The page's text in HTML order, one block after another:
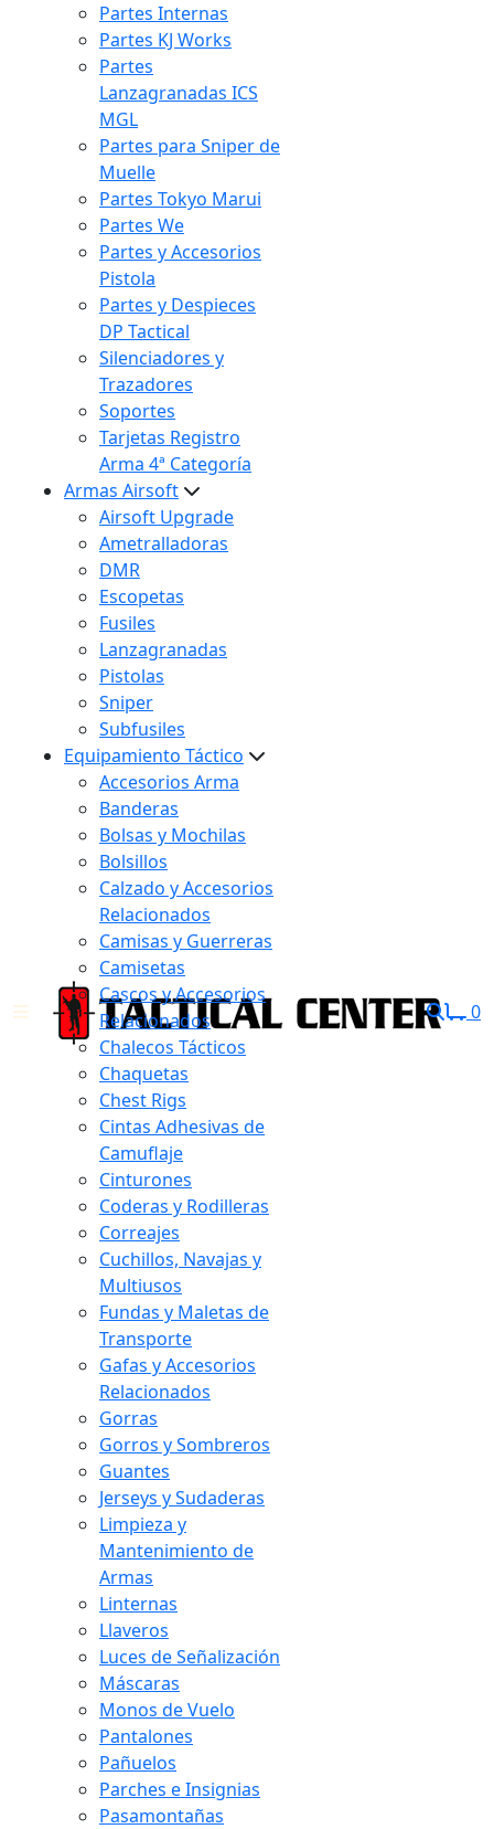
Partes Internas
Partes KJ Works
Partes
Lanzagranadas ICS
MGL
Partes para Sniper de
Muelle
Partes Tokyo Marui
Partes We
Partes y Accesorios
Pistola
Partes y Despieces
DP Tactical
Silenciadores y
Trazadores
Soportes
Tarjetas Registro
Arma 4ª Categoría
Armas Airsoft
Airsoft Upgrade
Ametralladoras
DMR
Escopetas
Fusiles
Lanzagranadas
Pistolas
Sniper
Subfusiles
Equipamiento Táctico
Accesorios Arma
Banderas
Bolsas y Mochilas
Bolsillos
Calzado y Accesorios
Relacionados
Camisas y Guerreras
Camisetas
Cascos y Accesorios
Relacionados
Chalecos Tácticos
Chaquetas
Chest Rigs
Cintas Adhesivas de
Camuflaje
Cinturones
Coderas y Rodilleras
Correajes
Cuchillos, Navajas y
Multiusos
Fundas y Maletas de
Transporte
Gafas y Accesorios
Relacionados
Gorras
Gorros y Sombreros
Guantes
Jerseys y Sudaderas
Limpieza y
Mantenimiento de
Armas
Linternas
Llaveros
Luces de Señalización
Máscaras
Monos de Vuelo
Pantalones
Pañuelos
Parches e Insignias
Pasamontañas
0